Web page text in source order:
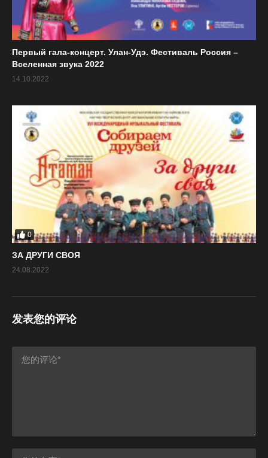
Первый гала-концерт. Улан-Удэ. Фестиваль Россия –
Вселенная звука 2022
14.10.2022
0
ЗА ДРУГИ СВОЯ
24.08.2022
发表您的评论